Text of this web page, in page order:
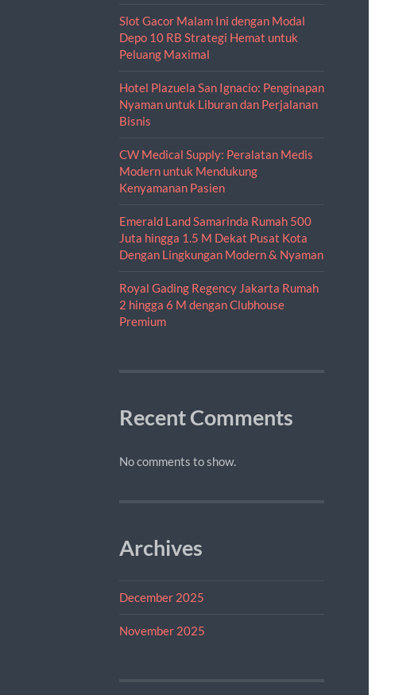
Slot Gacor Malam Ini dengan Modal
Depo 10 RB Strategi Hemat untuk
Peluang Maximal
Hotel Plazuela San Ignacio: Penginapan
Nyaman untuk Liburan dan Perjalanan
Bisnis
CW Medical Supply: Peralatan Medis
Modern untuk Mendukung
Kenyamanan Pasien
Emerald Land Samarinda Rumah 500
Juta hingga 1.5 M Dekat Pusat Kota
Dengan Lingkungan Modern & Nyaman
Royal Gading Regency Jakarta Rumah
2 hingga 6 M dengan Clubhouse
Premium
Recent Comments
No comments to show.
Archives
December 2025
November 2025